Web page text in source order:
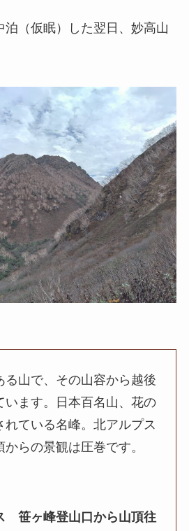
泊（仮眠）した翌日、妙高山
る山で、その山容から越後
います。日本百名山、花の
れている名峰。北アルプス
らの景観は圧巻です。
笹ヶ峰登山口から山頂往